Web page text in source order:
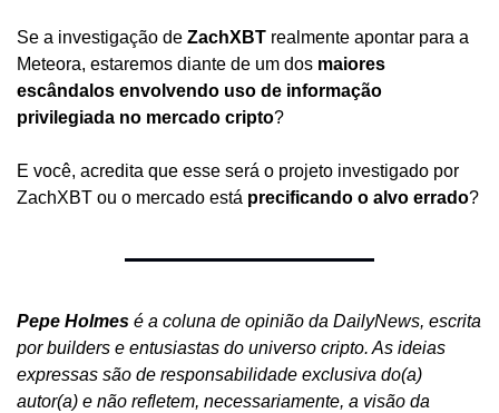
Se a investigação de ZachXBT realmente apontar para a
Meteora, estaremos diante de um dos maiores
escândalos envolvendo uso de informação
privilegiada no mercado cripto?
E você, acredita que esse será o projeto investigado por
ZachXBT ou o mercado está precificando o alvo errado?
Pepe Holmes é a coluna de opinião da DailyNews, escrita
por builders e entusiastas do universo cripto. As ideias
expressas são de responsabilidade exclusiva do(a)
autor(a) e não refletem, necessariamente, a visão da